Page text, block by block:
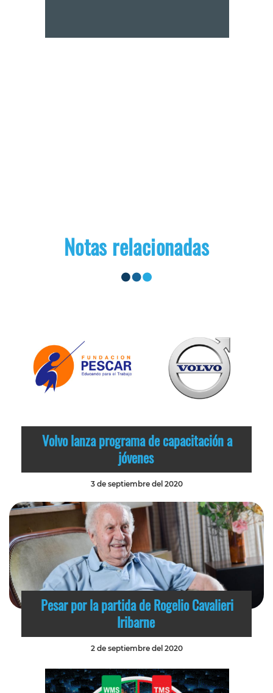
Notas relacionadas
Volvo lanza programa de capacitación a
jóvenes
3 de septiembre del 2020
Pesar por la partida de Rogelio Cavalieri
Iribarne
2 de septiembre del 2020